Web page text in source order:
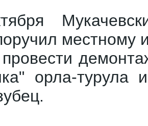
местному
орла-турула